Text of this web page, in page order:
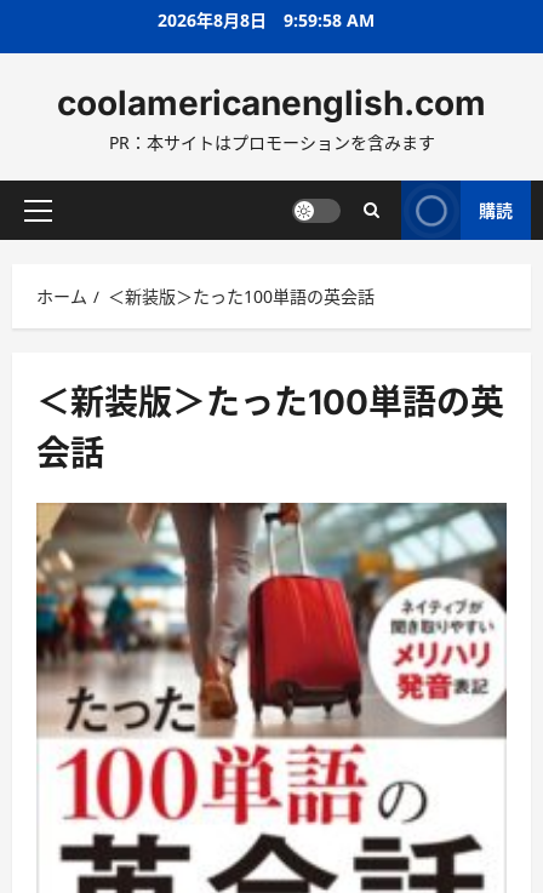
ス
ッ
2026年8月8日 9:59:59 AM
coolamericanenglish.com
PR：本サイトはプロモーションを含みます
メ
メ
ニ
ー
購読
ホーム ＜新装版＞たった100単語の英会話
＜新装版＞たった100単語の英
会話